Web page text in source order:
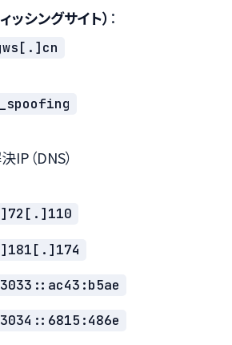
ッシングサイト） ：
IP（DNS）